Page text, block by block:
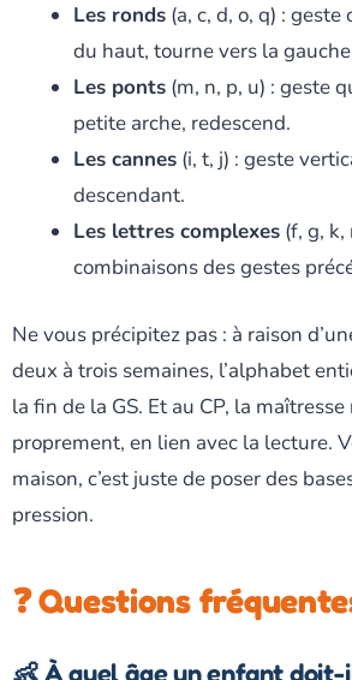
Les ronds (a, c, d, o, q) :
du haut, tourne vers la
Les ponts (m, n, p, u) : geste
petite arche, redescend.
Les cannes (i, t, j) : geste
descendant.
Les lettres complexes (f, g, k,
combinaisons des gestes
Ne vous précipitez pas : à raison
deux à trois semaines, l’alphabet
la fin de la GS. Et au CP, la
proprement, en lien avec la lecture.
maison, c’est juste de poser des
pression.
❓ Questions
👶 À quel âge un enfant